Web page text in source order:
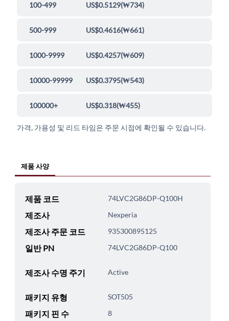
100-499 US$0.5129(₩734)
500-999 US$0.4616(₩661)
1000-9999 US$0.4257(₩609)
10000-99999 US$0.3795(₩543)
100000+ US$0.318(₩455)
가격, 가용성 및 리드 타임은 주문 시점에 확인될 수 있습니다.
제품 사양
제품 코드 74LVC2G86DP-Q100H
제조사 Nexperia
제조사 주문 코드 935300895125
일반 PN 74LVC2G86DP-Q100
제조사 수명 주기 Active
패키지 유형 SOT505
패키지 핀 수 8